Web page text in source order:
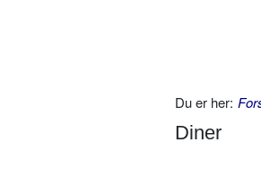
Du er her:
Diner